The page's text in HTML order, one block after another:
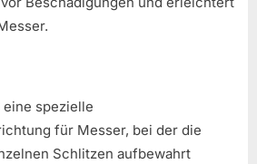
spezielle
für Messer, bei der die
Schlitzen aufbewahrt